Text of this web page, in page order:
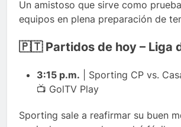
Un amistoso que sirve como
equipos en plena preparación de
🇵🇹 Partidos de hoy – Liga
3:15 p.m. | Sporting CP vs.
📺 GolTV Play
Sporting sale a reafirmar su buen